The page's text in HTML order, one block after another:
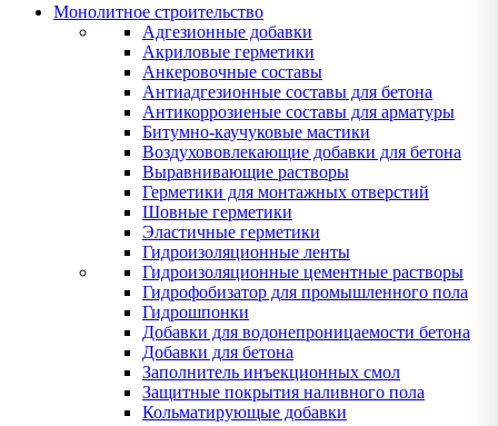
Монолитное строительство
Адгезионные добавки
Акриловые герметики
Анкеровочные составы
Антиадгезионные составы для бетона
Антикоррозиеные составы для арматуры
Битумно-каучуковые мастики
Воздухововлекающие добавки для бетона
Выравнивающие растворы
Герметики для монтажных отверстий
Шовные герметики
Эластичные герметики
Гидроизоляционные ленты
Гидроизоляционные цементные растворы
Гидрофобизатор для промышленного пола
Гидрошпонки
Добавки для водонепроницаемости бетона
Добавки для бетона
Заполнитель инъекционных смол
Защитные покрытия наливного пола
Кольматирующые добавки